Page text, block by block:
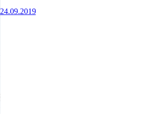
24.09.2019